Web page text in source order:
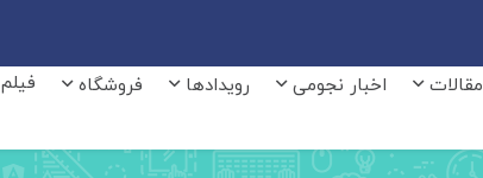
مقالات اخبار نجومی رویدادها فروشگاه
فیلم